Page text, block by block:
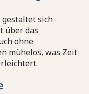
gestaltet sich
über das
ohne
mühelos, was Zeit